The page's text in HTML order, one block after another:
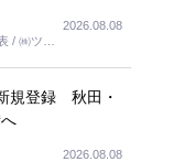
/ ㈱ツー
2026.08.08
規登録 秋田・
2026.08.08